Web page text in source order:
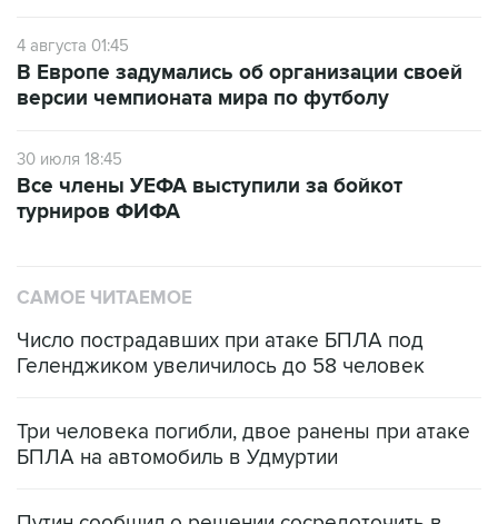
4 августа 01:45
В Европе задумались об организации своей
версии чемпионата мира по футболу
30 июля 18:45
Все члены УЕФА выступили за бойкот
турниров ФИФА
САМОЕ ЧИТАЕМОЕ
Число пострадавших при атаке БПЛА под
Геленджиком увеличилось до 58 человек
Три человека погибли, двое ранены при атаке
БПЛА на автомобиль в Удмуртии